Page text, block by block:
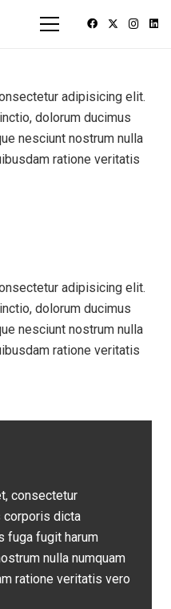
adipisicing elit.
dolorum ducimus
nesciunt nostrum nulla
ratione veritatis
adipisicing elit.
dolorum ducimus
nesciunt nostrum nulla
ratione veritatis
consectetur
dicta
fuga fugit harum
nulla numquam
ratione veritatis vero